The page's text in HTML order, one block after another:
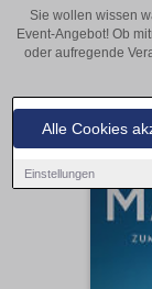
Alle Cookies
Einstellungen
Sie wollen wissen
Event-Angebot! Ob
oder aufregende